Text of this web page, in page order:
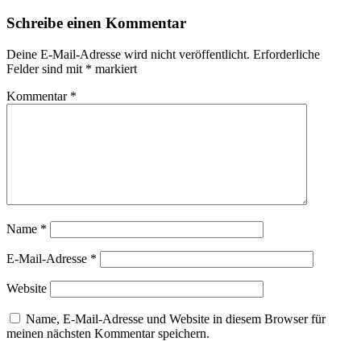
Schreibe einen Kommentar
Deine E-Mail-Adresse wird nicht veröffentlicht. Erforderliche
Felder sind mit * markiert
Kommentar *
Name *
E-Mail-Adresse *
Website
Name, E-Mail-Adresse und Website in diesem Browser für
meinen nächsten Kommentar speichern.